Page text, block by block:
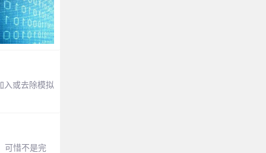
入或去除模拟
可惜不是完